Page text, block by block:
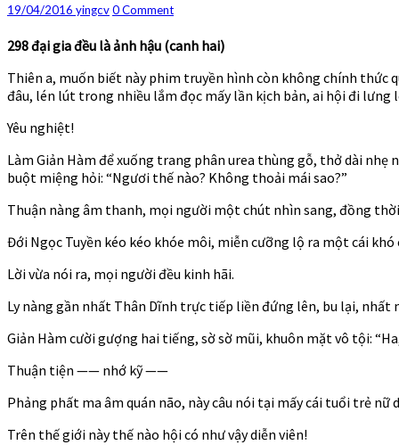
chi
vương
tại
thượng
–
Ch
19/04/2016 yingcvComments
0 Comment
298 đại gia đều là ảnh hậu (canh hai)
Thiên a, muốn biết này phim truyền hình còn không chính thức
đâu, lén lút trong nhiều lắm đọc mấy lần kịch bản, ai hội đi lưng
Yêu nghiệt!
Làm Giản Hàm để xuống trang phân urea thùng gỗ, thở dài
buột miệng hỏi: “Ngươi thế nào? Không thoải mái sao?”
Thuận nàng âm thanh, mọi người một chút nhìn sang, đồng
Đới Ngọc Tuyền kéo kéo khóe môi, miễn cưỡng lộ ra một cái
Lời vừa nói ra, mọi người đều kinh hãi.
Ly nàng gần nhất Thân Dĩnh trực tiếp liền đứng lên, bu lại,
Giản Hàm cười gượng hai tiếng, sờ sờ mũi, khuôn mặt vô tội:
Thuận tiện —— nhớ kỹ ——
Phảng phất ma âm quán não, này câu nói tại mấy cái tuổi trẻ
Trên thế giới này thế nào hội có như vậy diễn viên!